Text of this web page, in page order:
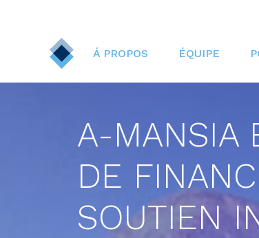
Navigation
principale
Á PROPOS ÉQUIPE
A-MANSIA
DE
SOUTIEN